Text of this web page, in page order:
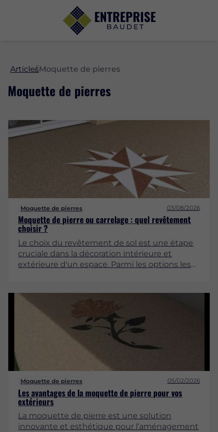
ArticlesMoquette de pierres
Moquette de pierres
Moquette de pierres 03/08/2026
Moquette de pierre ou carrelage : quel revêtement
choisir ?
Le choix du revêtement de sol est une étape
cruciale dans la décoration intérieure et
extérieure d'un espace. Parmi les options les
caractéristiques, leurs avantages et leurs
inconvénients. Cet article vise à explorer en
profondeur ces deux revêtements, afin de
vous aider à faire un choix éclairé.
Moquette de pierres 05/02/2026
Les avantages de la moquette de pierre pour vos
extérieurs
La moquette de pierre est une solution
innovante et esthétique pour l’aménagement